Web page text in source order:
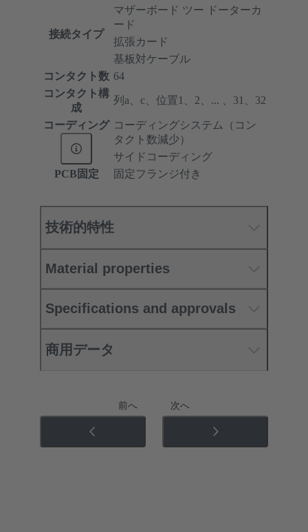
接続タイプ
マザーボード ツー ドーターカ
ード
拡張カード
基板対ケーブル
コンタクト数 64
コンタクト構
成
列a、c、位置1、2、... 、31、32
コーディング コーディングシステム（コン
タクト数減少）
サイドコーディング
PCB固定
固定フランジ付き
技術的特性
Material properties
Specifications and approvals
商用データ
前へ 次へ